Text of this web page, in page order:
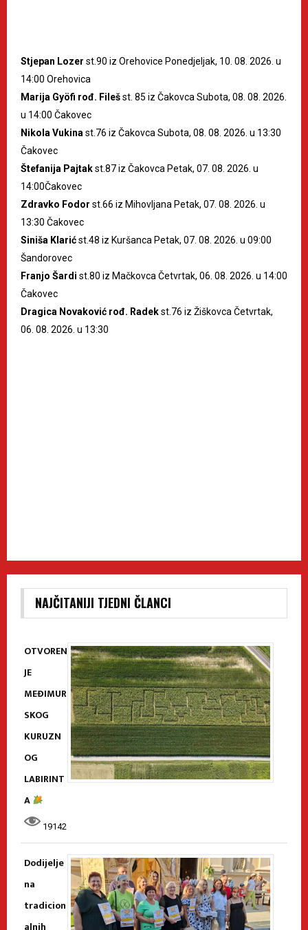
Stjepan Lozer st.90 iz Orehovice Ponedjeljak, 10. 08. 2026. u
14:00 Orehovica
Marija Gyöfi rođ. Filešst. 85 iz Čakovca Subota, 08. 08. 2026.
u 14:00 Čakovec
Nikola Vukinast.76 iz Čakovca Subota, 08. 08. 2026. u 13:30
Čakovec
Štefanija Pajtakst.87 iz Čakovca Petak, 07. 08. 2026. u
14:00Čakovec
Zdravko Fodor st.66 iz Mihovljana Petak, 07. 08. 2026. u
13:30 Čakovec
Siniša Klarićst.48 iz Kuršanca Petak, 07. 08. 2026. u 09:00
Šandorovec
Franjo Šardi st.80 iz Mačkovca Četvrtak, 06. 08. 2026. u 14:00
Čakovec
Dragica Novaković rođ. Radekst.76 iz Žiškovca Četvrtak,
06. 08. 2026. u 13:30
NAJČITANIJI TJEDNI ČLANCI
OTVOREN
JE
MEĐIMUR
SKOG
KURUZN
OG
LABIRINT
A
19142
Dodijelje
na
tradicion